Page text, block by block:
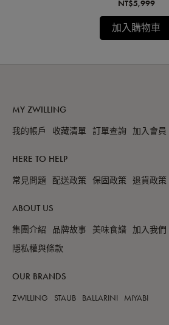
NT$5,999
加入購物車
MY ZWILLING
我的帳戶 收藏清單 訂單查詢 加入會員
HERE TO HELP
常見問題 配送政策 保固政策 退貨政策
ABOUT US
集團介紹 品牌故事 美味食譜 加入我們
隱私權與條款
OUR BRANDS
ZWILLING STAUB BALLARINI MIYABI